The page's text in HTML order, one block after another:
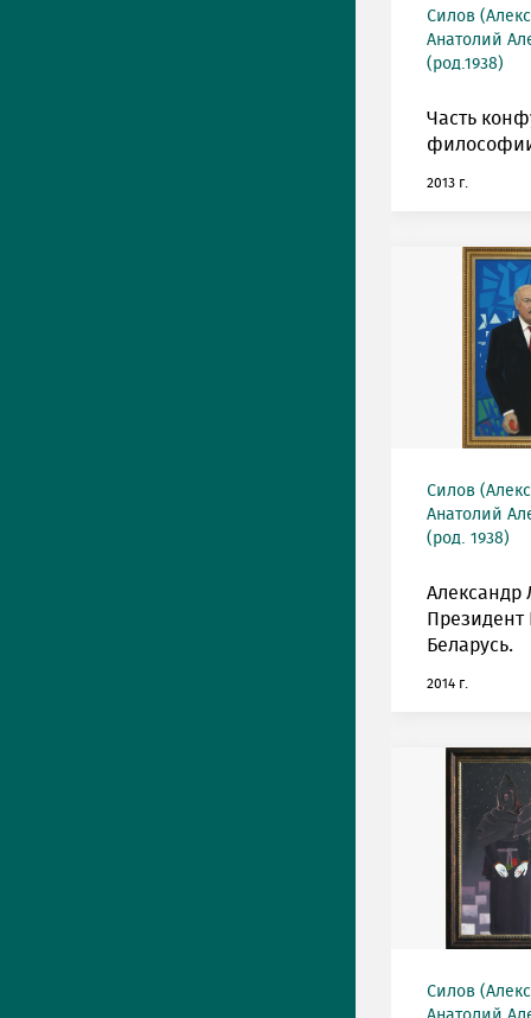
Силов
Анатолий
(род.1938)
Часть
2013 г.
Силов
Анатолий
(род. 1938)
Александр
Президент
Беларусь.
2014 г.
Силов